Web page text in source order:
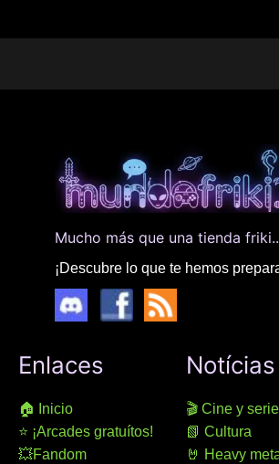
Mucho más que una tienda
¡Descubre lo que te hemos
Enlaces
🏠 Inicio
⭐ ¡Arcades gratuítos!
💥Fandom
🎬 Cine y
📗 Cultura
🤘 Heavy